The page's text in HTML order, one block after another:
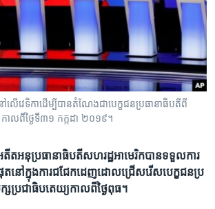
លើ​វេទិកា​ដើម្បី​បាន​តំណែង​ជា​បេក្ខជន​ប្រធានាធិបតី​ពី
ាល​ពី​ថ្ងៃ​ទី​៣១ កក្កដា ២០១៩។
អនុ​ប្រធានា​ធិបតី​សហរដ្ឋ​អាមេរិក​បាន​ទទួល​ការ​
ត​នៅ​ក្នុង​ការ​ជជែក​ដេញ​ដោល​ជ្រើស​រើស​បេក្ខជន​ប្រ​
ប្រ​ជាធិបតេយ្យ​កាល​ពី​ថ្ងៃ​ពុធ។